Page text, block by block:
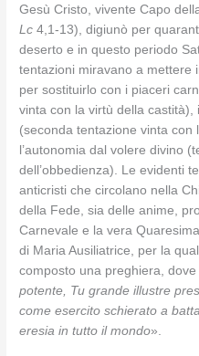
Gesù Cristo, vivente Capo
Lc 4,1-13), digiunò per
deserto e in questo periodo
tentazioni miravano a mettere
per sostituirlo con i piaceri
vinta con la virtù della
(seconda tentazione vinta con
l’autonomia dal volere divino
dell’obbedienza). Le evidenti
anticristi che circolano nella
della Fede, sia delle anime,
Carnevale e la vera
di Maria Ausiliatrice, per la
composto una preghiera,
potente, Tu grande illustre
come esercito schierato a
eresia in tutto il mondo».